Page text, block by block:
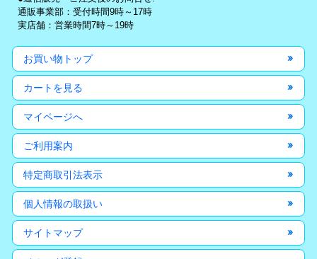
通販事業部：受付時間9時～17時
実店舗：営業時間7時～19時
お買い物トップ
カートを見る
マイページへ
ご利用案内
特定商取引法表示
個人情報の取扱い
サイトマップ